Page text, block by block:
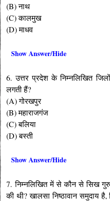
(B) नाथ
(C) कालमुख
(D) माधव
Show Answer/Hide
6. उत्तर प्रदेश के निम्नलिखित
लगती हैं?
(A) गोरखपुर
(B) महाराजगंज
(C) बलिया
(D) बस्ती
Show Answer/Hide
7. निम्नलिखित में से कौन से सिख
की थी? खालसा निष्ठावान समुदाय